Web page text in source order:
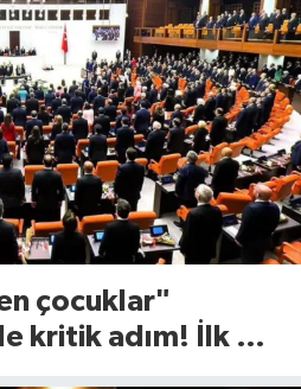
çocuklar"
kritik adım! İlk 2